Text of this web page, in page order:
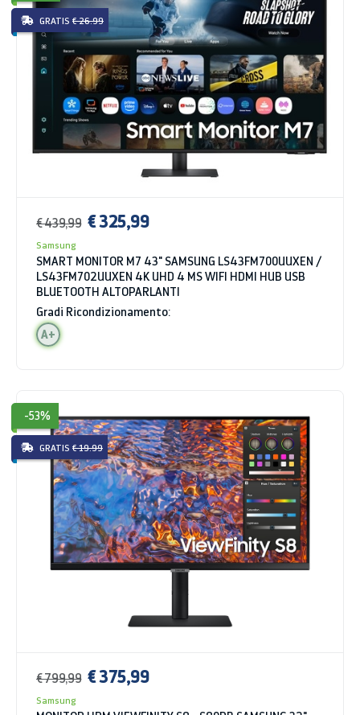
GRATIS € 26.99
€ 439,99 € 325,99
Samsung
SMART MONITOR M7 43" SAMSUNG LS43FM700UUXEN /
LS43FM702UUXEN 4K UHD 4 MS WIFI HDMI HUB USB
BLUETOOTH ALTOPARLANTI
Gradi Ricondizionamento:
A+
-53%
GRATIS € 19.99
€ 799,99 € 375,99
Samsung